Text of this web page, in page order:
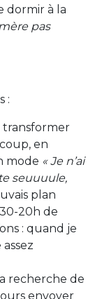
dormir à la
pas
:
transformer
en
mode « Je n’ai
seuuuule,
plan
20h de
: quand je
recherche de
envoyer